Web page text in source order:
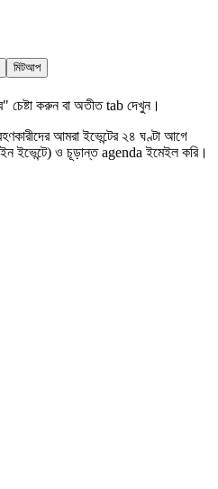
মিটআপ
করুন বা অতীত tab দেখুন।
আমরা ইভেন্টের ২৪ ঘণ্টা আগে
ইভেন্টে) ও চূড়ান্ত agenda ইমেইল করি।